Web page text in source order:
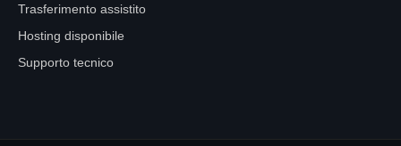
Trasferimento assistito
Hosting disponibile
Supporto tecnico